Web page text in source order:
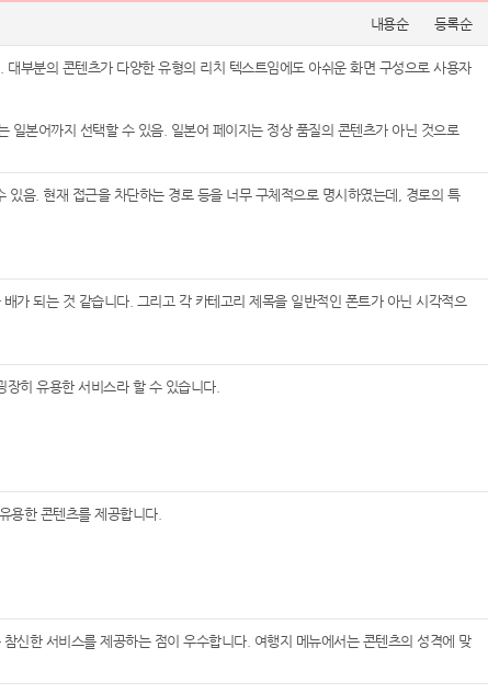
내용순 등록순
부분의 콘텐츠가 다양한 유형의 리치 텍스트임에도 아쉬운 화면 구성으로 사용자
본어까지 선택할 수 있음. 일본어 페이지는 정상 품질의 콘텐츠가 아닌 것으로
음. 현재 접근을 차단하는 경로 등을 너무 구체적으로 명시하였는데, 경로의 특
가 되는 것 같습니다. 그리고 각 카테고리 제목을 일반적인 폰트가 아닌 시각적으
히 유용한 서비스라 할 수 있습니다.
용한 콘텐츠를 제공합니다.
신한 서비스를 제공하는 점이 우수합니다. 여행지 메뉴에서는 콘텐츠의 성격에 맞